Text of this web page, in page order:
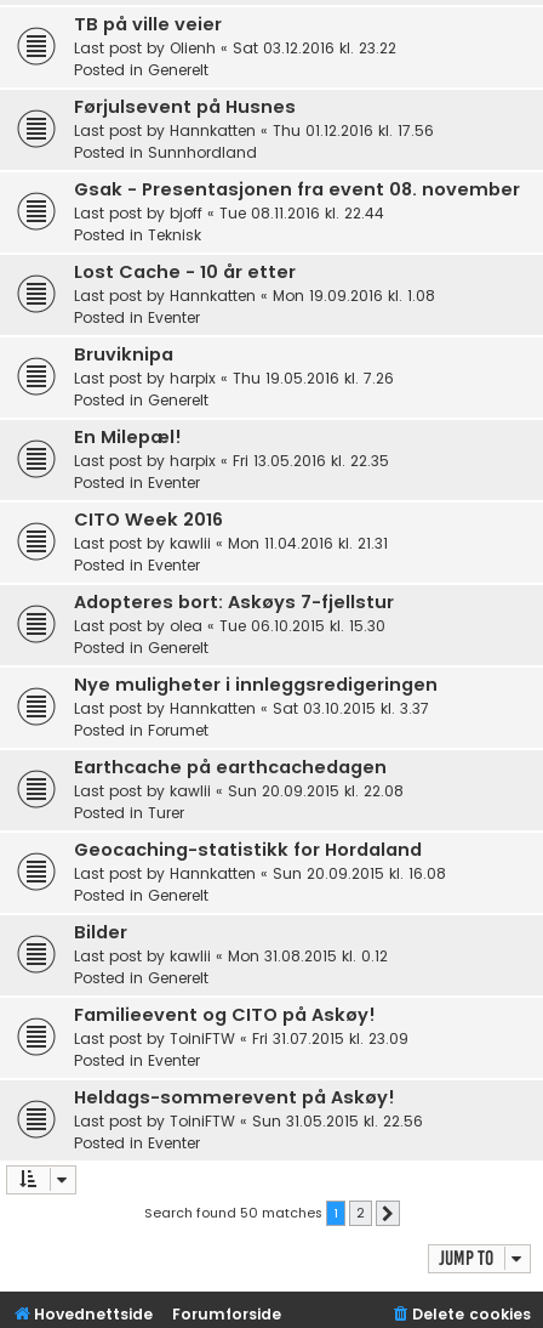
TB på ville veier
Last post by Olienh « Sat 03.12.2016 kl. 23.22
Posted in Generelt
Førjulsevent på Husnes
Last post by Hannkatten « Thu 01.12.2016 kl. 17.56
Posted in Sunnhordland
Gsak - Presentasjonen fra event 08. november
Last post by bjoff « Tue 08.11.2016 kl. 22.44
Posted in Teknisk
Lost Cache - 10 år etter
Last post by Hannkatten « Mon 19.09.2016 kl. 1.08
Posted in Eventer
Bruviknipa
Last post by harpix « Thu 19.05.2016 kl. 7.26
Posted in Generelt
En Milepæl!
Last post by harpix « Fri 13.05.2016 kl. 22.35
Posted in Eventer
CITO Week 2016
Last post by kawlii « Mon 11.04.2016 kl. 21.31
Posted in Eventer
Adopteres bort: Askøys 7-fjellstur
Last post by olea « Tue 06.10.2015 kl. 15.30
Posted in Generelt
Nye muligheter i innleggsredigeringen
Last post by Hannkatten « Sat 03.10.2015 kl. 3.37
Posted in Forumet
Earthcache på earthcachedagen
Last post by kawlii « Sun 20.09.2015 kl. 22.08
Posted in Turer
Geocaching-statistikk for Hordaland
Last post by Hannkatten « Sun 20.09.2015 kl. 16.08
Posted in Generelt
Bilder
Last post by kawlii « Mon 31.08.2015 kl. 0.12
Posted in Generelt
Familieevent og CITO på Askøy!
Last post by ToiniFTW « Fri 31.07.2015 kl. 23.09
Posted in Eventer
Heldags-sommerevent på Askøy!
Last post by ToiniFTW « Sun 31.05.2015 kl. 22.56
Posted in Eventer
Search found 50 matches 1 2
Jump to
Hovednettside Forumforside Delete cookies